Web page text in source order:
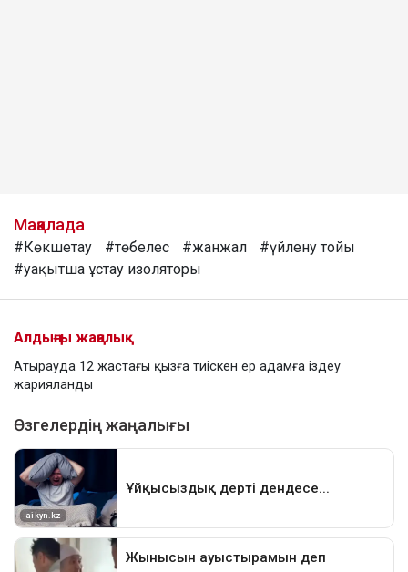
Мақалада
#Көкшетау #төбелес #жанжал
#үйлену тойы
#уақытша ұстау изоляторы
Алдыңғы жаңалық
Атырауда 12 жастағы қызға тиіскен ер адамға іздеу
жарияланды